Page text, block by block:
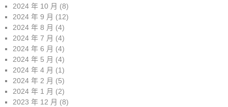
2024 年 10 月 (8)
2024 年 9 月 (12)
2024 年 8 月 (4)
2024 年 7 月 (4)
2024 年 6 月 (4)
2024 年 5 月 (4)
2024 年 4 月 (1)
2024 年 2 月 (5)
2024 年 1 月 (2)
2023 年 12 月 (8)